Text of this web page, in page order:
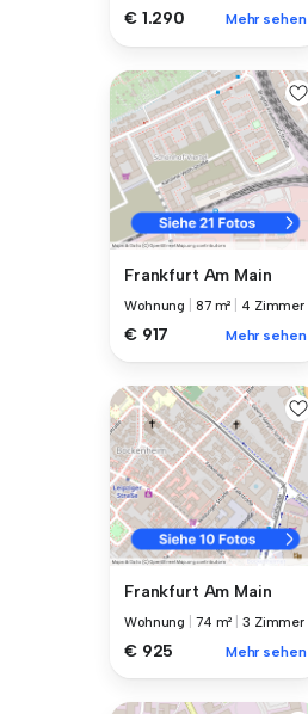
€ 1.290 Mehr sehen
Frankfurt Am Main
Wohnung 87 m² 4 Zimmer
€ 917 Mehr sehen
Frankfurt Am Main
Wohnung 74 m² |3 Zimmer
€ 925 Mehr sehen